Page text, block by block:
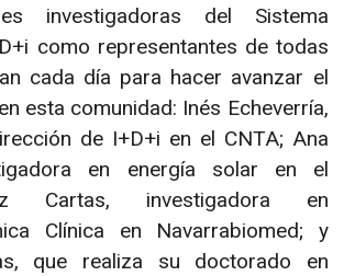
investigadoras del Sistema
como representantes de todas
cada día para hacer avanzar el
esta comunidad: Inés Echeverría,
de I+D+i en el CNTA; Ana
en energía solar en el
Cartas, investigadora en
Clínica en Navarrabiomed; y
que realiza su doctorado en